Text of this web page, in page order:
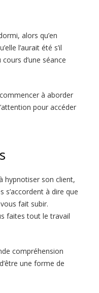
alors qu’en
l’aurait été s’il
d’une séance
à aborder
pour accéder
hypnotiser son client,
s’accordent à dire que
fait subir.
faites tout le travail
compréhension
une forme de